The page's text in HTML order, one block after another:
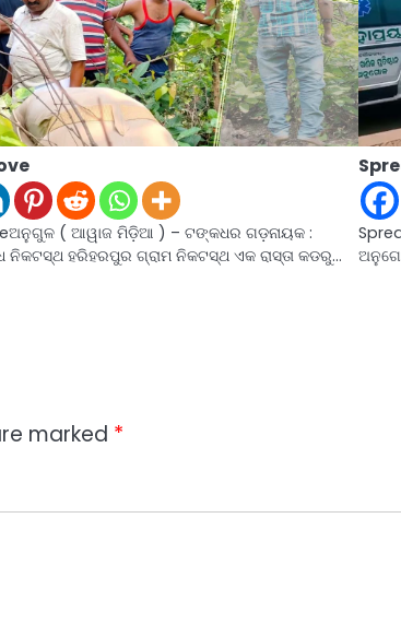
( ଆୱାଜ ମିଡ଼ିଆ ) – ଟଙ୍କଧର ଗଡ଼ନାୟକ :
ନିକଟସ୍ଥ ହରିହରପୁର ଗ୍ରାମ ନିକଟସ୍ଥ ଏକ ରାସ୍ତା କଡରୁ…
marked *